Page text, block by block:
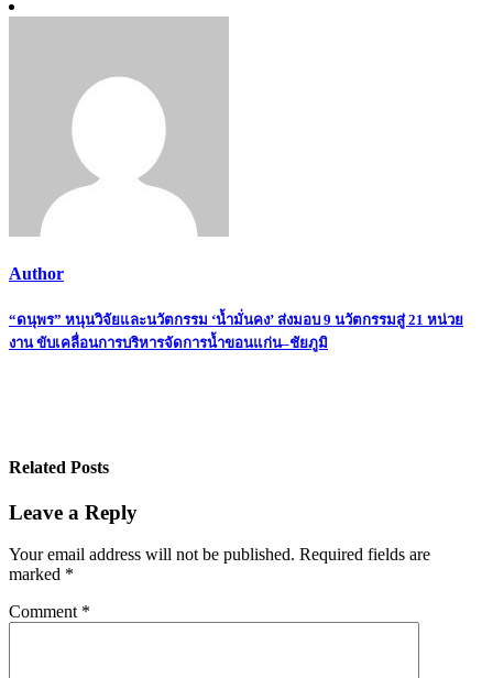
Author
Post
navigation
“ดนุพร” หนุนวิจัยและนวัตกรรม ‘น้ำมั่นคง’ ส่งมอบ 9 นวัตกรรมสู่ 21 หน่วย
งาน ขับเคลื่อนการบริหารจัดการน้ำขอนแก่น–ชัยภูมิ
Related Posts
Leave a Reply
Your email address will not be published. Required fields are
marked *
Comment *